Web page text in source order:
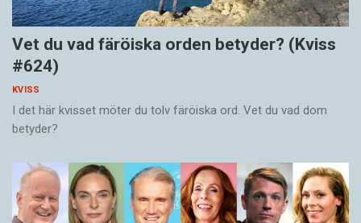
Vet du vad färöiska orden betyder? (Kviss
#624)
KVISS
I det här kvisset möter du tolv färöiska ord. Vet du vad dom
betyder?